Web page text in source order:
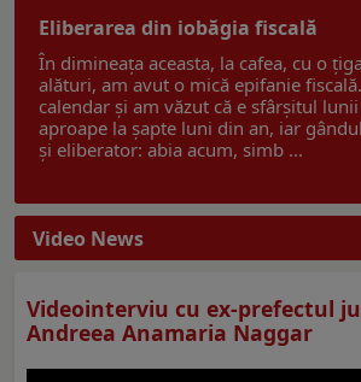
Eliberarea din iobăgia fiscală
În dimineața aceasta, la cafea, cu o
alături, am avut o mică epifanie
calendar și am văzut că e sfârșitul
aproape la șapte luni din an, iar
și eliberator: abia acum, simb ...
Video News
Videointerviu cu ex-prefectul
Andreea Anamaria Naggar